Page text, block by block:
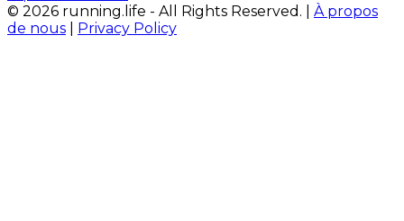
© 2026 running.life - All Rights Reserved. | À propos
de nous
Privacy Policy